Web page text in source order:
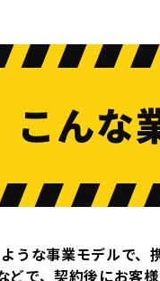
うな事業モデルで、
どで、契約後にお客